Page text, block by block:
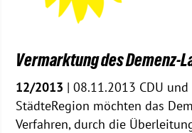
Vermarktung des Demenz-
12/2013 | 08.11.2013 CDU und
StädteRegion möchten das
Verfahren, durch die